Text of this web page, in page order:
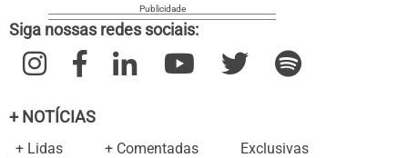
Siga nossas redes sociais:
+ NOTÍCIAS
+ Lidas + Comentadas Exclusivas